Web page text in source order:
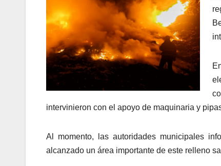
intervinieron con el apoyo de maquinaria y
Al momento, las autoridades municipales
alcanzado un área importante de este relleno